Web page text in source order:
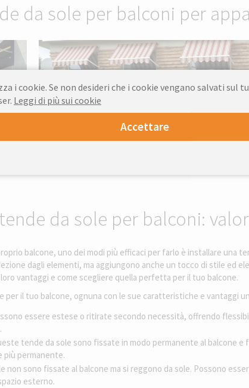
da sole per balconi per
da sole per balconi:
balcone, uno dei modi più efficaci per farlo è installare una
dagli elementi, ma aggiungono anche un tocco di stile ed
vantaggi e come scegliere quella perfetta per il tuo balcone.
per il tuo balcone, ognuna con le sue caratteristiche e vantaggi
essere estese o ritirate secondo necessità, offrendo
tende da sole sono fissate in modo permanente al balcone
più permanente.
sono fissate al balcone ma si reggono da sole. Possono
esterno.
i cookie. Se non desideri che i cookie vengano salvati sul
Leggi di più sui cookie
Accettare